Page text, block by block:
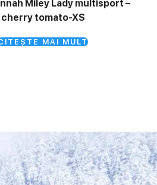
Miley Lady multisport –
cherry tomato-XS
MAI MULT